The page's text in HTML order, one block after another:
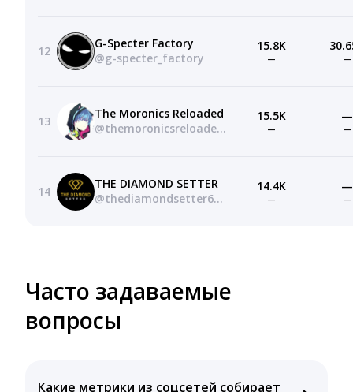
12
G-Specter Factory
@g-specter_factory
15.8K
— —
13
The Moronics Reloaded
@themoronicsreloaded8501
15.5K
—
—
—
14
THE DIAMOND SETTER
@thediamondsetter6158
14.4K
—
—
—
Часто задаваемые
вопросы
Какие метрики из соцсетей собирает